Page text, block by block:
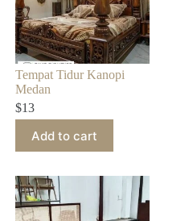
Tempat Tidur Kanopi
Medan
$13
Add to cart